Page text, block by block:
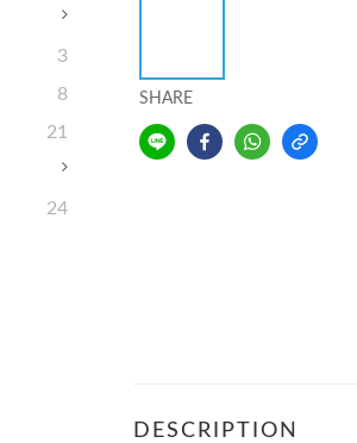
3
8
21
24
SHARE
DESCRIPTION